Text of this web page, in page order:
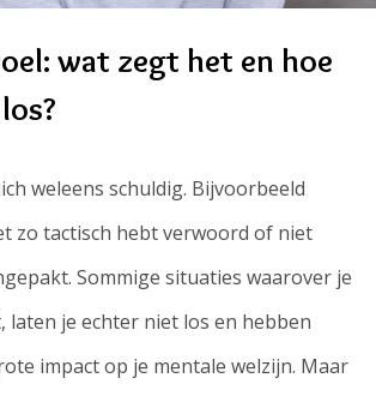
wat zegt het en hoe
weleens schuldig. Bijvoorbeeld
zo tactisch hebt verwoord of niet
Sommige situaties waarover je
laten je echter niet los en hebben
impact op je mentale welzijn. Maar